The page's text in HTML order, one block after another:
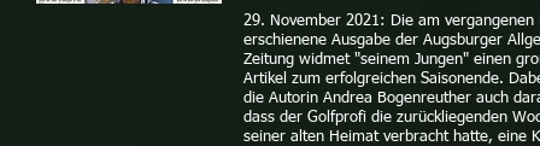
29. November 2021: Die am vergangenen
erschienene Ausgabe der Augsburger
Zeitung widmet "seinem Jungen" einen
Artikel zum erfolgreichen Saisonende.
die Autorin Andrea Bogenreuther auch
dass der Golfprofi die zurückliegenden
seiner alten Heimat verbracht hatte, eine